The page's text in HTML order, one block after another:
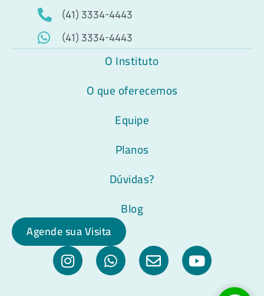
(41) 3334-4443
(41) 3334-4443
O Instituto
O que oferecemos
Equipe
Planos
Dúvidas?
Blog
Agende sua Visita